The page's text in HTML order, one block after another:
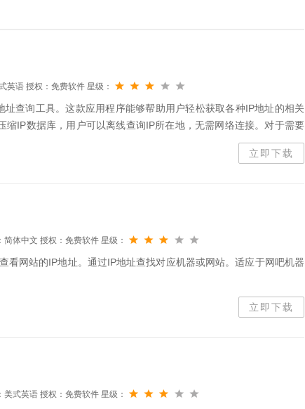
英语 授权：免费软件 星级：
址查询工具。这款应用程序能够帮助用户轻松获取各种IP地址的相关
缩IP数据库，用户可以离线查询IP所在地，无需网络连接。对于需要
立即下载
简体中文 授权：免费软件 星级：
看网站的IP地址。通过IP地址查找对应机器或网站。适应于网吧机器
立即下载
美式英语 授权：免费软件 星级：